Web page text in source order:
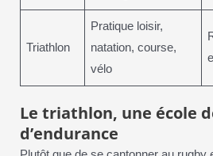
Triathlon
Pratique loisir,
natation, course,
vélo
Le triathlon, une école
d’endurance